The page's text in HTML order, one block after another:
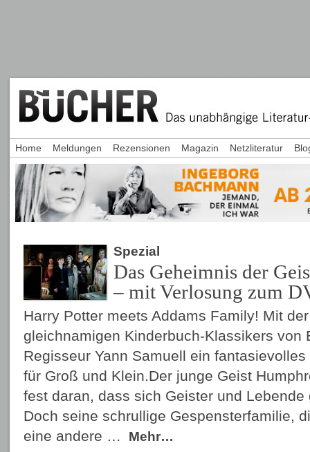
Spezial
Das Geheimnis der
– mit Verlosung zum
Harry Potter meets Addams Family! Mit
gleichnamigen Kinderbuch-Klassikers von
Regisseur Yann Samuell ein
für Groß und Klein.Der junge Geist
fest daran, dass sich Geister und
Doch seine schrullige Gespensterfamilie,
eine andere …
Mehr…
Home Meldungen Rezensionen Magazin Netzliteratur